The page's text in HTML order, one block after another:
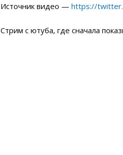
Источник видео —https://
Стрим с ютуба, где сначала